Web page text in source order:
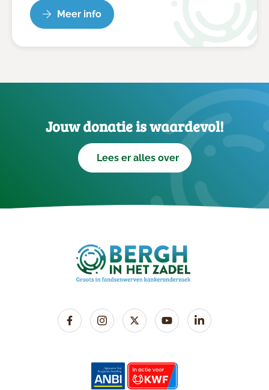
Meer info
Jouw donatie is waardevol!
Lees er alles over